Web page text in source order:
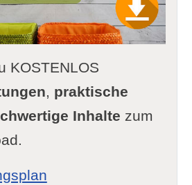
KOSTENLOS
, praktische
Inhalte zum